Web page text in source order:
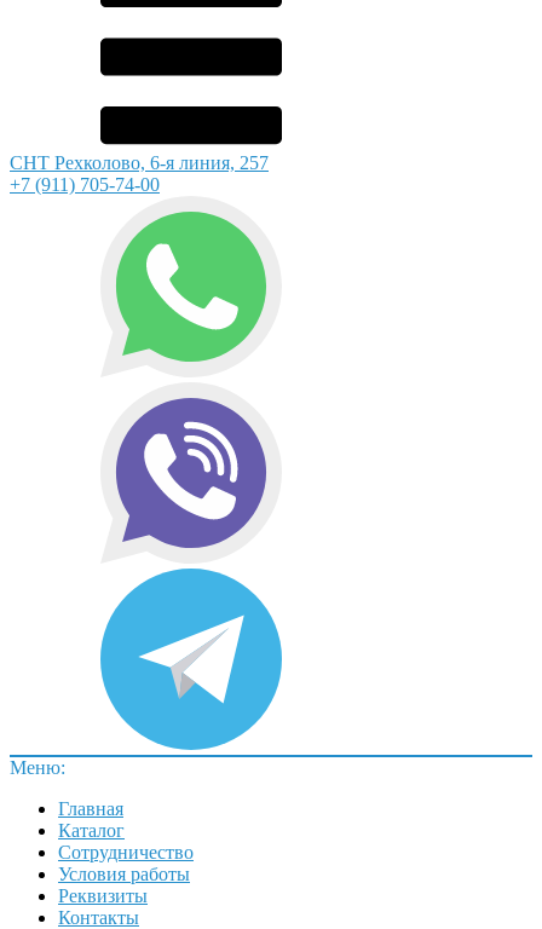
СНТ Рехколово, 6-я линия, 257
+7 (911) 705-74-00
Меню:
Главная
Каталог
Сотрудничество
Условия работы
Реквизиты
Контакты